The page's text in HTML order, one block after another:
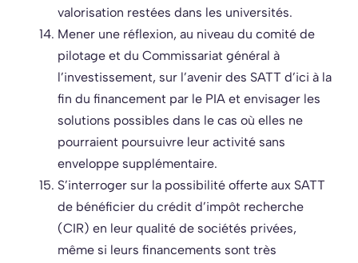
valorisation restées dans les universités.
Mener une réflexion, au niveau du comité de
pilotage et du Commissariat général à
l’investissement, sur l’avenir des SATT d’ici à la
fin du financement par le PIA et envisager les
solutions possibles dans le cas où elles ne
pourraient poursuivre leur activité sans
enveloppe supplémentaire.
S’interroger sur la possibilité offerte aux SATT
de bénéficier du crédit d’impôt recherche
(CIR) en leur qualité de sociétés privées,
même si leurs financements sont très